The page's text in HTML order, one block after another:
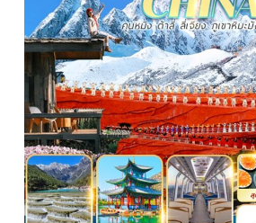
เส้นทางที่ต้องการ
หน้าแรก
ทัวร์ต่างประเทศ